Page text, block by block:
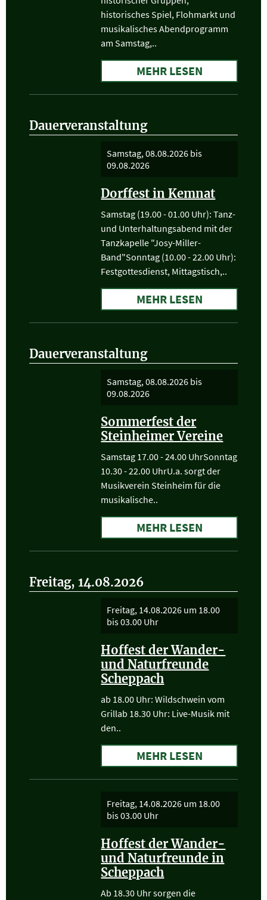
historisches Spiel, Flohmarkt und
musikalisches Abendprogramm
am Samstag,..
MEHR LESEN
Dauerveranstaltung
Samstag, 08.08.2026 bis
09.08.2026
Dorffest in Kemnat
Samstag (19.00 - 01.00 Uhr): Tanz-
und Unterhaltungsabend mit der
Tanzkapelle "Josy-Miller-
Band"Sonntag (10.00 - 22.00 Uhr):
Festgottesdienst, Mittagstisch,..
MEHR LESEN
Dauerveranstaltung
Samstag, 08.08.2026 bis
09.08.2026
Sommerfest der
Steinheimer Vereine
Samstag 17.00 - 24.00 UhrSonntag
10.30 - 22.00 UhrU.a. sorgt der
Musikverein Steinheim für die
musikalische..
MEHR LESEN
Freitag, 14.08.2026
Freitag, 14.08.2026 um 18.00
bis 03.00 Uhr
Hoffest der Wander-
und Naturfreunde
Scheppach
ab 18.00 Uhr: Wildschwein vom
Grillab 18.30 Uhr: Live-Musik mit
den..
MEHR LESEN
Freitag, 14.08.2026 um 18.00
bis 03.00 Uhr
Hoffest der Wander-
und Naturfreunde in
Scheppach
Ab 18.30 Uhr sorgen die